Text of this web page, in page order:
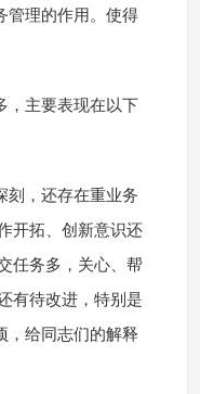
管理的作用。使得
，主要表现在以下
刻，还存在重业务
开拓、创新意识还
任务多，关心、帮
有待改进，特别是
，给同志们的解释